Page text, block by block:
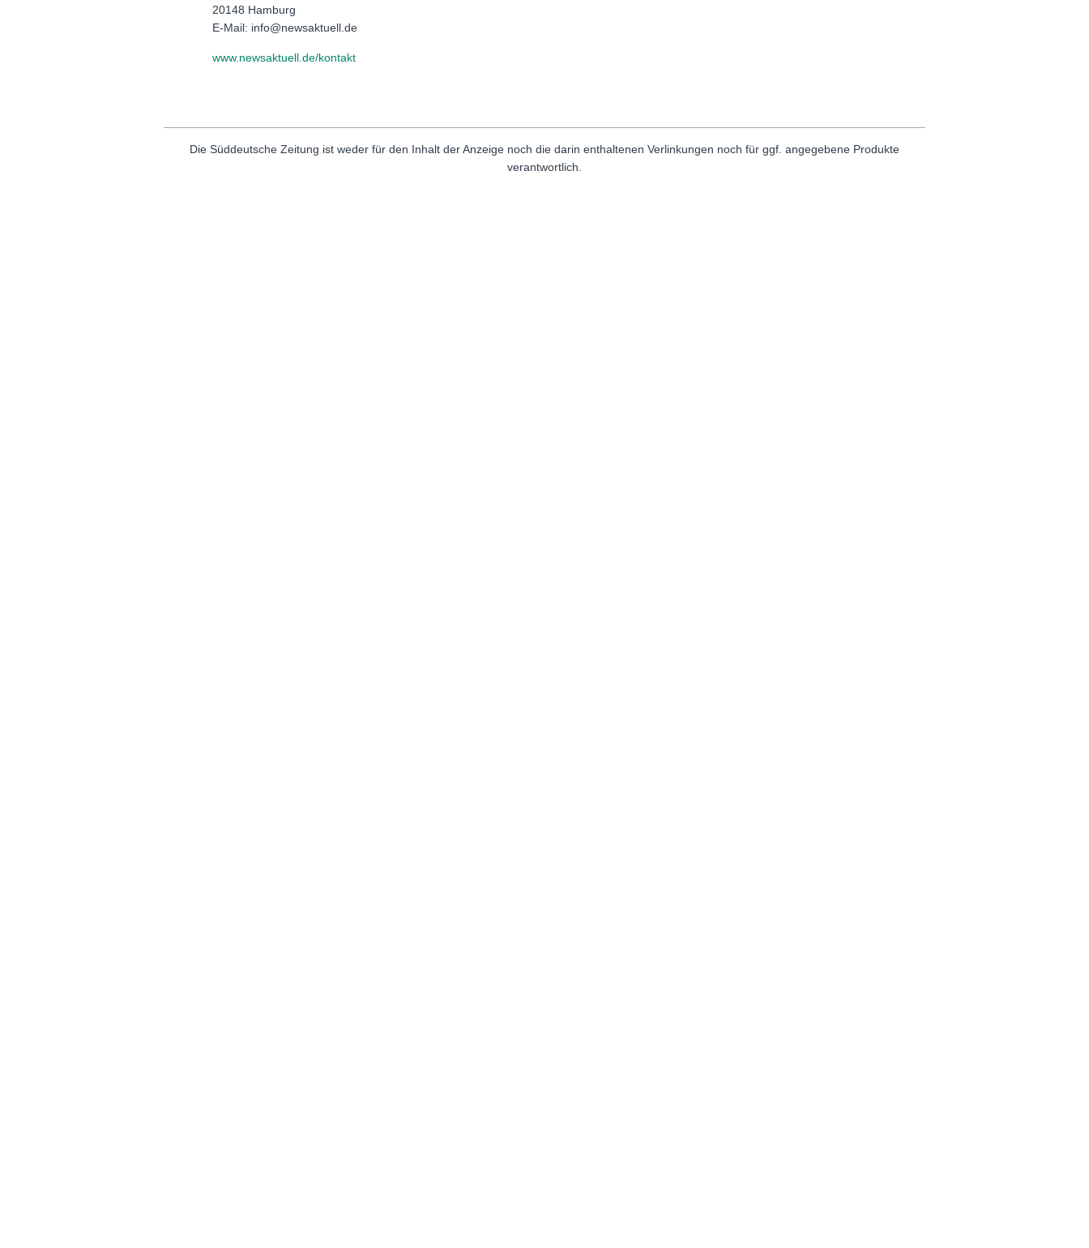
20148 Hamburg
E-Mail: info@newsaktuell.de
www.newsaktuell.de/kontakt
Die Süddeutsche Zeitung ist weder für den Inhalt der Anzeige noch die darin enthaltenen Verlinkungen noch für ggf. angegebene Produkte
verantwortlich.